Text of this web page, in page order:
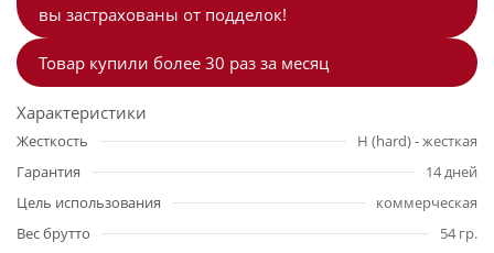
вы застрахованы от подделок!
Товар купили более 30 раз за месяц
Характеристики
Жесткость
H (hard) - жесткая
Гарантия
14 дней
Цель использования
коммерческая
Вес брутто
54 гр.